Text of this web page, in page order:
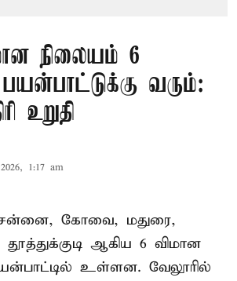
நிலையம் 6
வரும்:
உறுதி
1:17 am
கோவை, மதுரை,
தூத்துக்குடி ஆகிய 6 விமான
உள்ளன. வேலூரில்